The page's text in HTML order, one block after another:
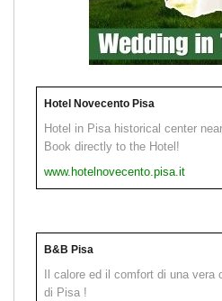
Hotel Novecento Pisa
Hotel in Pisa historical center
Book directly to the Hotel!
www.hotelnovecento.pisa.it
B&B Pisa
Il calore ed il comfort di una
di Pisa !